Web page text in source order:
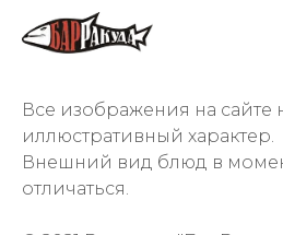
Все изображения на сайте
иллюстративный характер.
Внешний вид блюд в
отличаться.